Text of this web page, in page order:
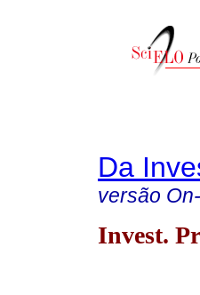
Da
versão
Invest.